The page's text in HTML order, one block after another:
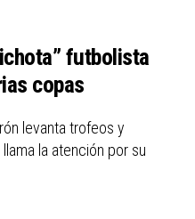
futbolista
copas
levanta trofeos y
la atención por su